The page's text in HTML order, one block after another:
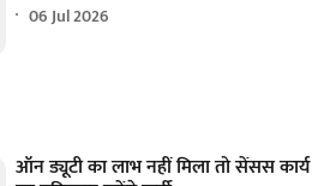
06 Jul 2026
ऑन ड्यूटी का लाभ नहीं मिला तो सेंसस कार्य